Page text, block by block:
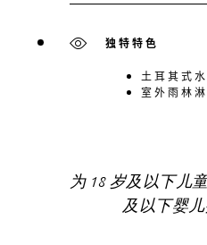
独特特色
土耳其式
室外雨林
为 18 岁及以下儿
及以下婴儿